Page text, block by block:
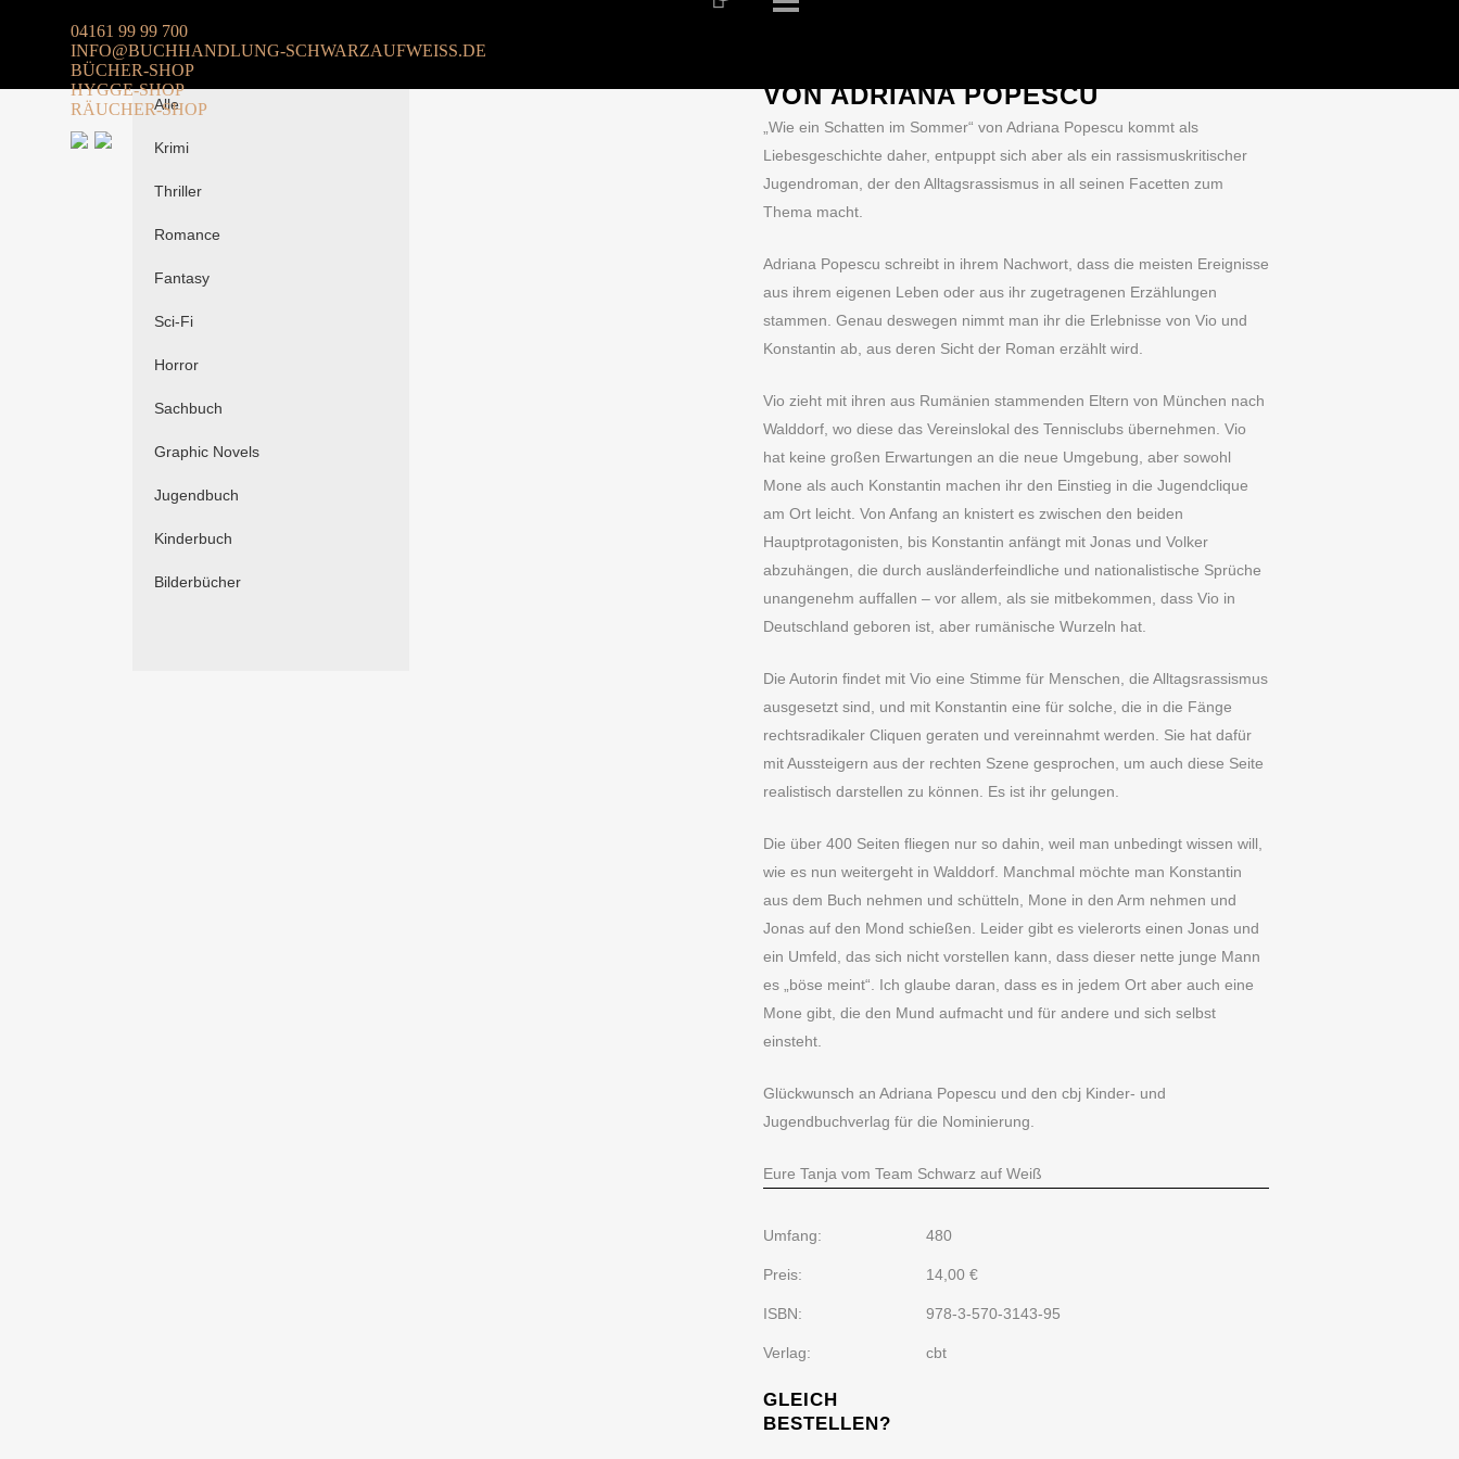
04161 99 99 700
INFO@BUCHHANDLUNG-SCHWARZAUFWEISS.DE
BÜCHER-SHOP
HYGGE-SHOP
RÄUCHER-SHOP
Belletristik
Alle
Krimi
Thriller
Romance
Fantasy
Sci-Fi
Horror
Sachbuch
Graphic Novels
Jugendbuch
Kinderbuch
Bilderbücher
VON ADRIANA POPESCU
„Wie ein Schatten im Sommer“ von Adriana Popescu kommt als
Liebesgeschichte daher, entpuppt sich aber als ein rassismuskritischer
Jugendroman, der den Alltagsrassismus in all seinen Facetten zum
Thema macht.
Adriana Popescu schreibt in ihrem Nachwort, dass die meisten Ereignisse
aus ihrem eigenen Leben oder aus ihr zugetragenen Erzählungen
stammen. Genau deswegen nimmt man ihr die Erlebnisse von Vio und
Konstantin ab, aus deren Sicht der Roman erzählt wird.
Vio zieht mit ihren aus Rumänien stammenden Eltern von München nach
Walddorf, wo diese das Vereinslokal des Tennisclubs übernehmen. Vio
hat keine großen Erwartungen an die neue Umgebung, aber sowohl
Mone als auch Konstantin machen ihr den Einstieg in die Jugendclique
am Ort leicht. Von Anfang an knistert es zwischen den beiden
Hauptprotagonisten, bis Konstantin anfängt mit Jonas und Volker
abzuhängen, die durch ausländerfeindliche und nationalistische Sprüche
unangenehm auffallen – vor allem, als sie mitbekommen, dass Vio in
Deutschland geboren ist, aber rumänische Wurzeln hat.
Die Autorin findet mit Vio eine Stimme für Menschen, die Alltagsrassismus
ausgesetzt sind, und mit Konstantin eine für solche, die in die Fänge
rechtsradikaler Cliquen geraten und vereinnahmt werden. Sie hat dafür
mit Aussteigern aus der rechten Szene gesprochen, um auch diese Seite
realistisch darstellen zu können. Es ist ihr gelungen.
Die über 400 Seiten fliegen nur so dahin, weil man unbedingt wissen will,
wie es nun weitergeht in Walddorf. Manchmal möchte man Konstantin
aus dem Buch nehmen und schütteln, Mone in den Arm nehmen und
Jonas auf den Mond schießen. Leider gibt es vielerorts einen Jonas und
ein Umfeld, das sich nicht vorstellen kann, dass dieser nette junge Mann
es „böse meint“. Ich glaube daran, dass es in jedem Ort aber auch eine
Mone gibt, die den Mund aufmacht und für andere und sich selbst
einsteht.
Glückwunsch an Adriana Popescu und den cbj Kinder- und
Jugendbuchverlag für die Nominierung.
Eure Tanja vom Team Schwarz auf Weiß
Umfang: 480
Preis: 14,00 €
ISBN: 978-3-570-3143-95
Verlag: cbt
GLEICH
BESTELLEN?